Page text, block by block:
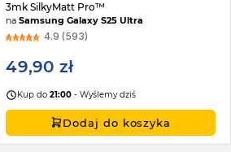
3mk SilkyMatt Pro™
naSamsung Galaxy S25 Ultra
4.9 (593)
49,90 zł
Kup do21:00 - Wyślemy dziś
Dodaj do koszyka